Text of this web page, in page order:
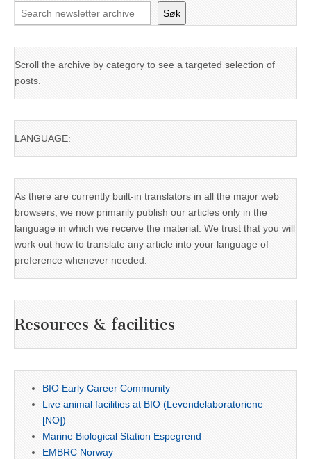
Søk
Scroll the archive by category to see a targeted selection of
posts.
LANGUAGE:
As there are currently built-in translators in all the major web
browsers, we now primarily publish our articles only in the
language in which we receive the material. We trust that you will
work out how to translate any article into your language of
preference whenever needed.
Resources & facilities
BIO Early Career Community
Live animal facilities at BIO (Levendelaboratoriene
[NO])
Marine Biological Station Espegrend
EMBRC Norway